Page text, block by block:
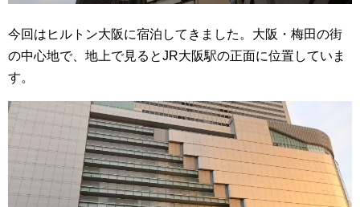
今回はヒルトン大阪に宿泊してきました。大阪・梅田の街
の中心地で、地上で見るとJR大阪駅の正面に位置していま
す。